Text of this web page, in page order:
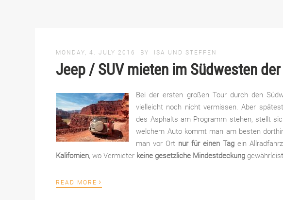
MONDAY, 4. JULY 2016 BY ISA UND STEFFEN
Jeep / SUV mieten im Südwesten der
Bei der ersten großen Tour durch den
vielleicht noch nicht vermissen. Aber
des Asphalts am Programm stehen, stellt
welchem Auto kommt man am besten
man vor Ort nur für einen Tag ein
Kalifornien, wo Vermieter keine gesetzliche Mindestdeckung
READ MORE ›